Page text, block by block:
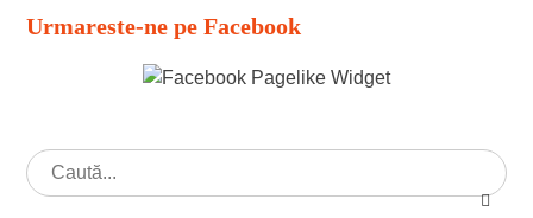
Urmareste-ne pe Facebook